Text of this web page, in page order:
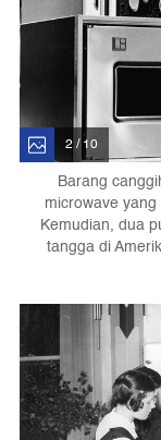
2 / 10
Barang
microwave
Kemudian, dua
tangga di